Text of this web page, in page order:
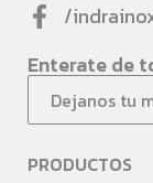
/
Enterate de
PRODUCTOS